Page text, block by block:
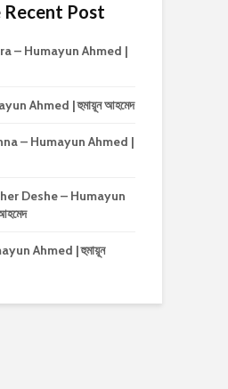
Recent Post
– Humayun Ahmed |
Ahmed | হুমায়ূন আহমেদ
– Humayun Ahmed |
Deshe – Humayun
Ahmed | হুমায়ূন